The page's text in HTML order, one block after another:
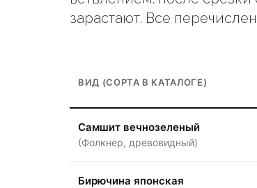
зарастают. Все
ВИД (СОРТА В КАТАЛОГЕ)
Самшит вечнозеленый
(Фолкнер, древовидный)
Бирючина японская